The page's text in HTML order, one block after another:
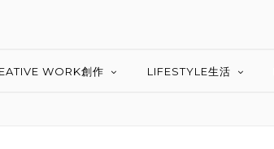
WORK創作 LIFESTYLE生活